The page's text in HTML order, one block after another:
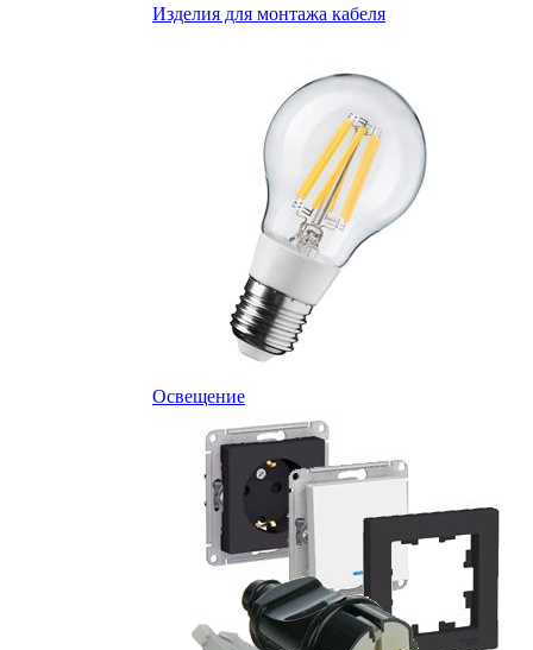
Изделия для монтажа кабеля
Освещение